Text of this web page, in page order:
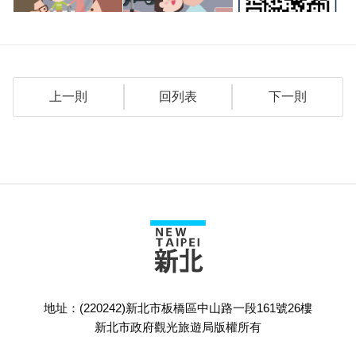
上一則 回列表 下一則
地址：(220242)新北市板橋區中山路一段161號26樓
新北市政府觀光旅遊局版權所有